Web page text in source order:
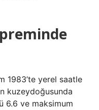
1983’te yerel saatle
kuzeydoğusunda
6.6 ve maksimum